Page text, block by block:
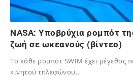
NASA: Υποβρύχια ρομπότ
ζωή σε ωκεανούς (βίντεο)
Το κάθε ρομπότ SWIM έχει μέγεθος
κινητού τηλεφώνου…